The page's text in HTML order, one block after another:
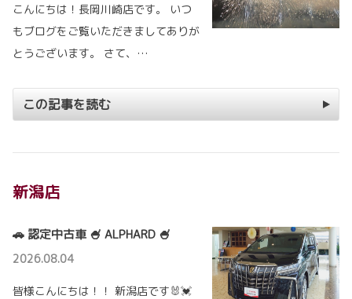
こんにちは！長岡川崎店です。 いつ
もブログをご覧いただきましてありが
とうございます。 さて、…
この記事を読む
新潟店
🚗 認定中古車 🍧 ALPHARD 🍧
2026.08.04
皆様こんにちは！！ 新潟店です🐰💓